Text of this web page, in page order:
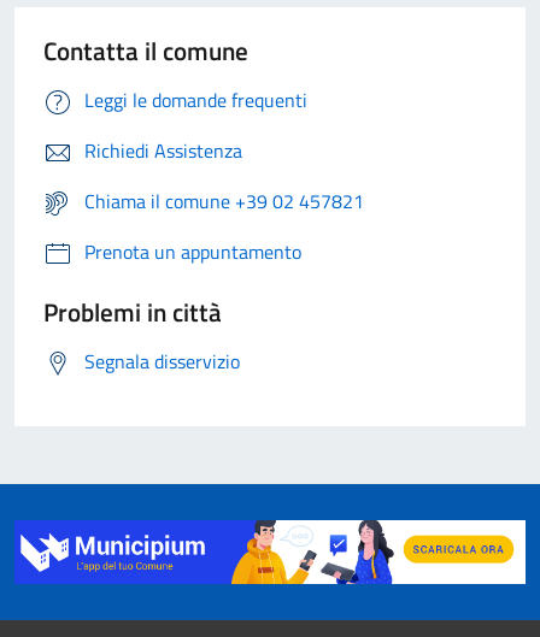
Contatta il comune
Leggi le domande frequenti
Richiedi Assistenza
Chiama il comune +39 02 457821
Prenota un appuntamento
Problemi in città
Segnala disservizio